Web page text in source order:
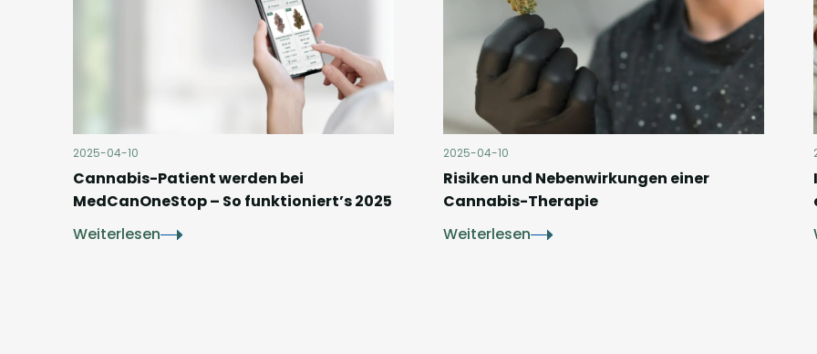
2025-04-10
Cannabis-Patient werden bei
MedCanOneStop – So funktioniert’s 2025
Weiterlesen
2025-04-10
Risiken und Nebenwirkungen einer
Cannabis-Therapie
Weiterlesen